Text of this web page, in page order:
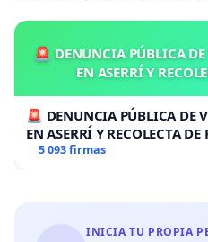
🚨 DENUNCIA PÚBLICA
EN ASERRÍ Y
🚨 DENUNCIA PÚBLICA DE
EN ASERRÍ Y RECOLECTA
5 093 firmas
INICIA TU PROPIA